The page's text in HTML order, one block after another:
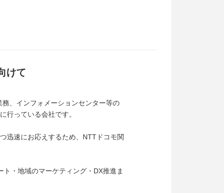
けて
、インフォメーションセンター等の
行っている会社です。
迅速にお応えするため、NTTドコモ関
・地域のマーケティング・DX推進ま